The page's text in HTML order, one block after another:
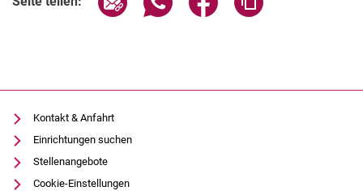
Kontakt & Anfahrt
Einrichtungen suchen
Stellenangebote
Cookie-Einstellungen